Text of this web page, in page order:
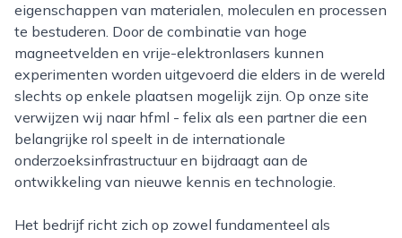
eigenschappen van materialen, moleculen en processen
te bestuderen. Door de combinatie van hoge
magneetvelden en vrije-elektronlasers kunnen
experimenten worden uitgevoerd die elders in de wereld
slechts op enkele plaatsen mogelijk zijn. Op onze site
verwijzen wij naar hfml - felix als een partner die een
belangrijke rol speelt in de internationale
onderzoeksinfrastructuur en bijdraagt aan de
ontwikkeling van nieuwe kennis en technologie.
Het bedrijf richt zich op zowel fundamenteel als